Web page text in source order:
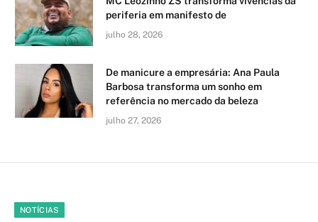
periferia em manifesto de
julho 28, 2026
De manicure a empresária: Ana Paula
Barbosa transforma um sonho em
referência no mercado da beleza
julho 27, 2026
NOTÍCIAS